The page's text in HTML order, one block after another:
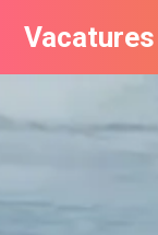
Vacatures per
De populairste